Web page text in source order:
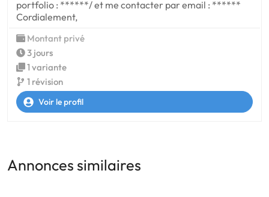
portfolio : ******/ et me contacter par email : ******
Cordialement,
Montant privé
3 jours
1 variante
1 révision
Voir le profil
Annonces similaires